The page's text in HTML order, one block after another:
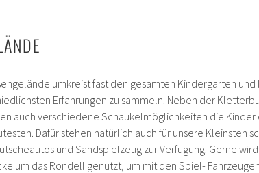
umkreist fast den gesamten Kindergarten
Erfahrungen zu sammeln. Neben der
auch verschiedene Schaukelmöglichkeiten die Kinder
Dafür stehen natürlich auch für unsere Kleinsten
und Sandspielzeug zur Verfügung. Gerne
um das Rondell genutzt, um mit den Spiel-